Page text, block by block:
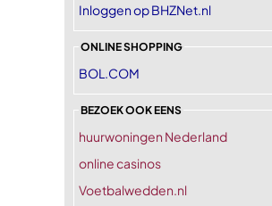
Inloggen op BHZNet.nl
ONLINE SHOPPING
BOL.COM
BEZOEK OOK EENS
huurwoningen Nederland
online casinos
Voetbalwedden.nl